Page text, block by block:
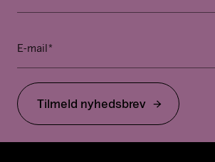
E-mail
bør
ikke
ændres.
Tilmeld nyhedsbrev